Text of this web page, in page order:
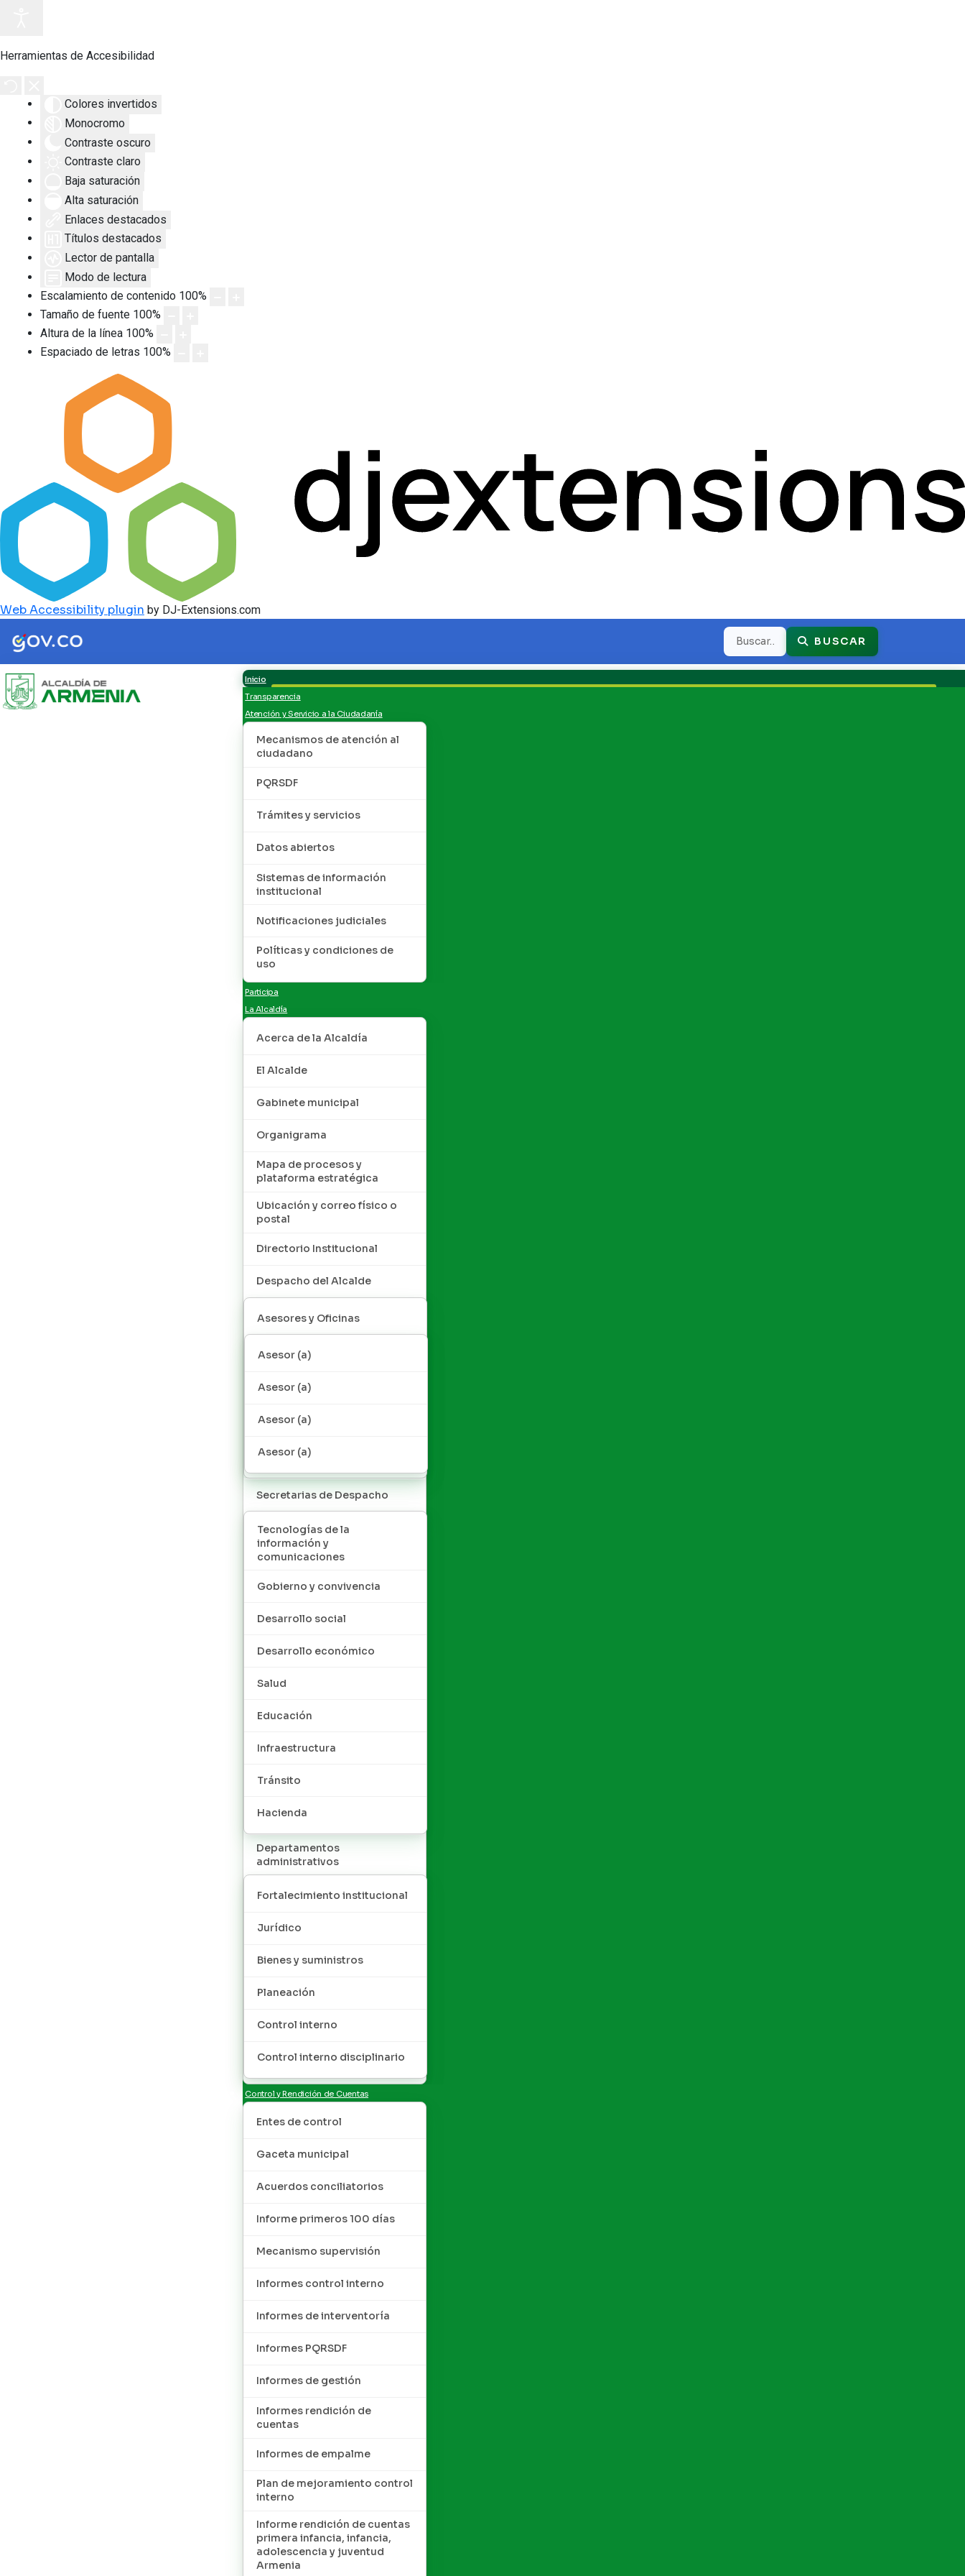
Herramientas de Accesibilidad
Colores invertidos
Monocromo
Contraste oscuro
Contraste claro
Baja saturación
Alta saturación
Enlaces destacados
Títulos destacados
Lector de pantalla
Modo de lectura
Escalamiento de contenido 100%
Tamaño de fuente 100%
Altura de la línea 100%
Espaciado de letras 100%
Web Accessibility plugin by DJ-Extensions.com
Buscar BUSCAR
Inicio
Transparencia
Atención y Servicio a la Ciudadanía
Mecanismos de atención al
ciudadano
PQRSDF
Trámites y servicios
Datos abiertos
Sistemas de información
institucional
Notificaciones judiciales
Políticas y condiciones de
uso
Participa
La Alcaldía
Acerca de la Alcaldía
El Alcalde
Gabinete municipal
Organigrama
Mapa de procesos y
plataforma estratégica
Ubicación y correo físico o
postal
Directorio Institucional
Despacho del Alcalde
Asesores y Oficinas
Asesor (a)
Asesor (a)
Asesor (a)
Asesor (a)
Secretarias de Despacho
Tecnologías de la
información y
comunicaciones
Gobierno y convivencia
Desarrollo social
Desarrollo económico
Salud
Educación
Infraestructura
Tránsito
Hacienda
Departamentos
administrativos
Fortalecimiento institucional
Jurídico
Bienes y suministros
Planeación
Control interno
Control interno disciplinario
Control y Rendición de Cuentas
Entes de control
Gaceta municipal
Acuerdos conciliatorios
Informe primeros 100 días
Mecanismo supervisión
Informes control interno
Informes de interventoría
Informes PQRSDF
Informes de gestión
Informes rendición de
cuentas
Informes de empalme
Plan de mejoramiento control
interno
Informe rendición de cuentas
primera infancia, infancia,
adolescencia y juventud
Armenia